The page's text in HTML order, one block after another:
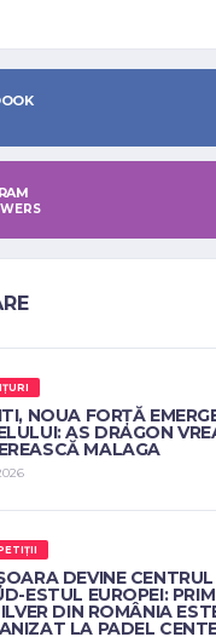
NOUA FORȚĂ
AS DRAGON
MALAGA
DEVINE
ESTUL EUROPEI:
DIN ROMÂNIA
LA PADEL